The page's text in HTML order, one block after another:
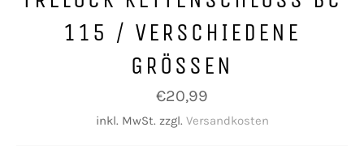
115 / VERSCHIEDENE
GRÖSSEN
Normaler
Preis
€20,99
inkl. MwSt. zzgl. Versandkosten